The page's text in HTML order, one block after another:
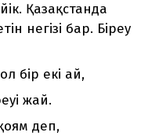
Қазақстанда
негізі бар. Біреу
бір екі ай,
жай.
деп,